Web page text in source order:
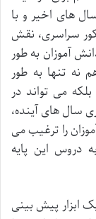
های اخیر و با
سراسری، نقش
آموزان به طور
نه تنها به طور
می تواند در
سال های آینده،
را ترغیب می
دروس این پایه
ابزار پیش بینی